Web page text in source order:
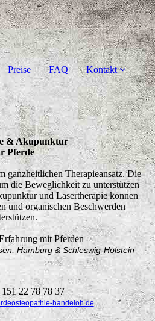
Preise FAQ Kontakt
& Akupunktur
Pferde
ganzheitlichen Therapieansatz. Die
die Beweglichkeit zu unterstützen
und Lasertherapie können
und organischen Beschwerden
mit Pferden
Hamburg & Schleswig-Holstein
22 78 78 37
handeloh.de